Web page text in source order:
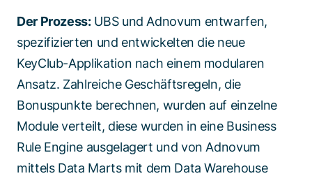
Der Prozess: UBS und Adnovum entwarfen,
spezifizierten und entwickelten die neue
KeyClub-Applikation nach einem modularen
Ansatz. Zahlreiche Geschäftsregeln, die
Bonuspunkte berechnen, wurden auf einzelne
Module verteilt, diese wurden in eine Business
Rule Engine ausgelagert und von Adnovum
mittels Data Marts mit dem Data Warehouse